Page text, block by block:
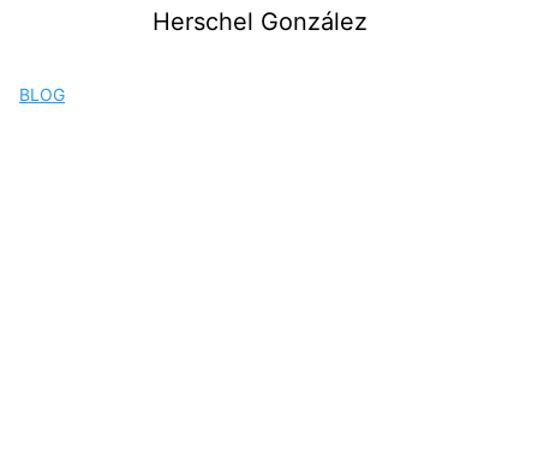
Herschel González
BLOG